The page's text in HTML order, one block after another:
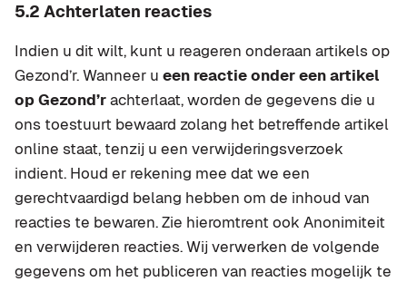
5.2 Achterlaten reacties
Indien u dit wilt, kunt u reageren onderaan artikels op
Gezond’r. Wanneer u een reactie onder een artikel
op Gezond’rachterlaat, worden de gegevens die u
ons toestuurt bewaard zolang het betreffende artikel
online staat, tenzij u een verwijderingsverzoek
indient. Houd er rekening mee dat we een
gerechtvaardigd belang hebben om de inhoud van
reacties te bewaren. Zie hieromtrent ook Anonimiteit
en verwijderen reacties. Wij verwerken de volgende
gegevens om het publiceren van reacties mogelijk te